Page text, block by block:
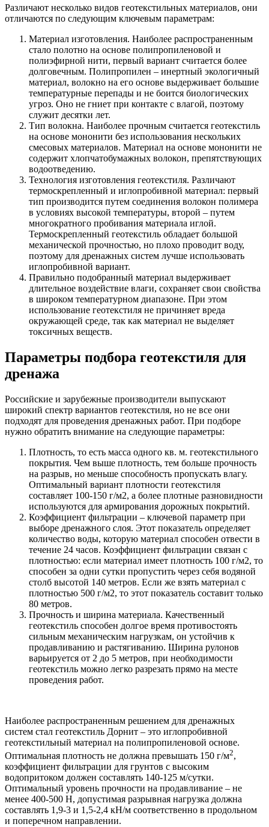
Различают несколько видов геотекстильных материалов, они
отличаются по следующим ключевым параметрам:
Материал изготовления. Наиболее распространенным
стало полотно на основе полипропиленовой и
полиэфирной нити, первый вариант считается более
долговечным. Полипропилен – инертный экологичный
материал, волокно на его основе выдерживает большие
температурные перепады и не боится биологических
угроз. Оно не гниет при контакте с влагой, поэтому
служит десятки лет.
Тип волокна. Наиболее прочным считается геотекстиль
на основе мононити без использования нескольких
смесовых материалов. Материал на основе мононити не
содержит хлопчатобумажных волокон, препятствующих
водоотведению.
Технология изготовления геотекстиля. Различают
термоскрепленный и иглопробивной материал: первый
тип производится путем соединения волокон полимера
в условиях высокой температуры, второй – путем
многократного пробивания материала иглой.
Термоскрепленный геотекстиль обладает большой
механической прочностью, но плохо проводит воду,
поэтому для дренажных систем лучше использовать
иглопробивной вариант.
Правильно подобранный материал выдерживает
длительное воздействие влаги, сохраняет свои свойства
в широком температурном диапазоне. При этом
использование геотекстиля не причиняет вреда
окружающей среде, так как материал не выделяет
токсичных веществ.
Параметры подбора геотекстиля для
дренажа
Российские и зарубежные производители выпускают
широкий спектр вариантов геотекстиля, но не все они
подходят для проведения дренажных работ. При подборе
нужно обратить внимание на следующие параметры:
Плотность, то есть масса одного кв. м. геотекстильного
покрытия. Чем выше плотность, тем больше прочность
на разрыв, но меньше способность пропускать влагу.
Оптимальный вариант плотности геотекстиля
составляет 100-150 г/м2, а более плотные разновидности
используются для армирования дорожных покрытий.
Коэффициент фильтрации – ключевой параметр при
выборе дренажного слоя. Этот показатель определяет
количество воды, которую материал способен отвести в
течение 24 часов. Коэффициент фильтрации связан с
плотностью: если материал имеет плотность 100 г/м2, то
способен за одни сутки пропустить через себя водяной
столб высотой 140 метров. Если же взять материал с
плотностью 500 г/м2, то этот показатель составит только
80 метров.
Прочность и ширина материала. Качественный
геотекстиль способен долгое время противостоять
сильным механическим нагрузкам, он устойчив к
продавливанию и растягиванию. Ширина рулонов
варьируется от 2 до 5 метров, при необходимости
геотекстиль можно легко разрезать прямо на месте
проведения работ.
Наиболее распространенным решением для дренажных
систем стал геотекстиль Дорнит – это иглопробивной
геотекстильный материал на полипропиленовой основе.
Оптимальная плотность не должна превышать 150 г/м2,
коэффициент фильтрации для грунтов с высоким
водопритоком должен составлять 140-125 м/сутки.
Оптимальный уровень прочности на продавливание – не
менее 400-500 Н, допустимая разрывная нагрузка должна
составлять 1,9-3 и 1,5-2,4 кН/м соответственно в продольном
и поперечном направлении.